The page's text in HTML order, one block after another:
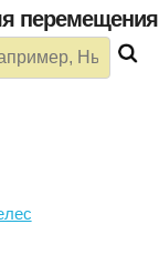
для перемещения